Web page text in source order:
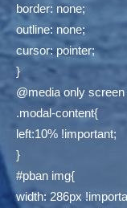
border: none;
outline: none;
cursor: pointer;
}
@media only
.modal-content{
left:10% !important;
}
#pban img{
width: 286px